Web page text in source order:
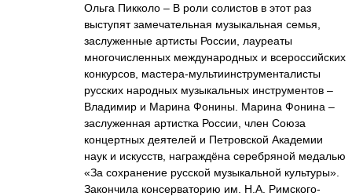
Ольга Пикколо – В роли солистов в этот раз
выступят замечательная музыкальная семья,
заслуженные артисты России, лауреаты
многочисленных международных и всероссийских
конкурсов, мастера-мультиинструменталисты
русских народных музыкальных инструментов –
Владимир и Марина Фонины. Марина Фонина –
заслуженная артистка России, член Союза
концертных деятелей и Петровской Академии
наук и искусств, награждёна серебряной медалью
«За сохранение русской музыкальной культуры».
Закончила консерваторию им. Н.А. Римского-